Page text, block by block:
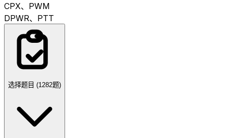
CPX、PWM
DPWR、PTT
选择题目 (1282题)